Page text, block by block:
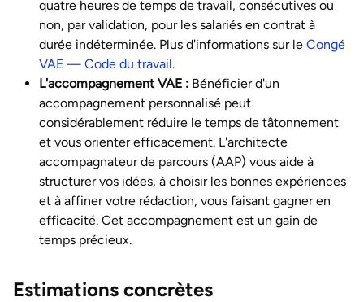
quatre heures de temps de travail, consécutives ou
non, par validation, pour les salariés en contrat à
durée indéterminée. Plus d'informations sur le Congé
VAE — Code du travail.
L'accompagnement VAE : Bénéficier d'un
accompagnement personnalisé peut
considérablement réduire le temps de tâtonnement
et vous orienter efficacement. L'architecte
accompagnateur de parcours (AAP) vous aide à
structurer vos idées, à choisir les bonnes expériences
et à affiner votre rédaction, vous faisant gagner en
efficacité. Cet accompagnement est un gain de
temps précieux.
Estimations concrètes